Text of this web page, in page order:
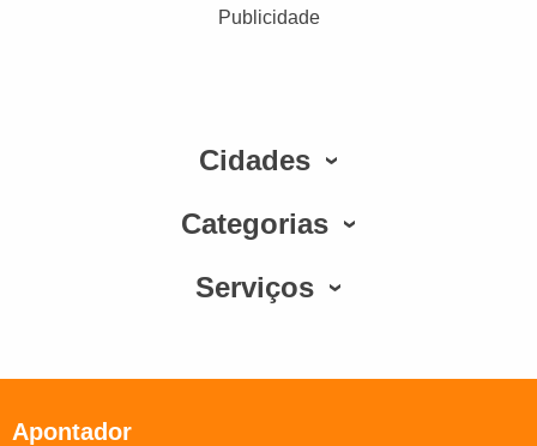
Publicidade
Cidades
Categorias
Serviços
Apontador